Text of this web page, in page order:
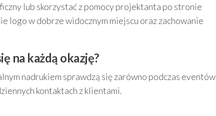
lub skorzystać z pomocy projektanta po stronie
logo w dobrze widocznym miejscu oraz zachowanie
na każdą okazję?
nadrukiem sprawdzą się zarówno podczas eventów
kontaktach z klientami.